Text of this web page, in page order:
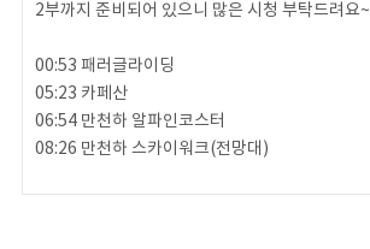
2부까지 준비되어 있으니 많은 시청 부탁드려요~
00:53 패러글라이딩
05:23 카페산
06:54 만천하 알파인코스터
08:26 만천하 스카이워크(전망대)